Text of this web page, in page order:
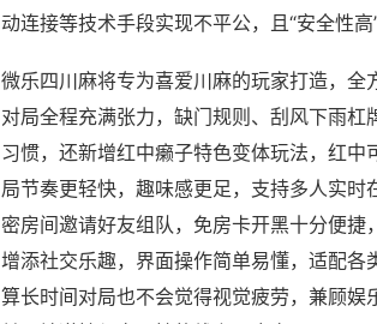
动连接等技术手段实现不平公，且“安全性高
微乐四川麻将专为喜爱川麻的玩家打造，
对局全程充满张力，缺门规则、刮风下雨
习惯，还新增红中癞子特色变体玩法，红
局节奏更轻快，趣味感更足，支持多人实
密房间邀请好友组队，免房卡开黑十分便捷
增添社交乐趣，界面操作简单易懂，适配
算长时间对局也不会觉得视觉疲劳，兼顾